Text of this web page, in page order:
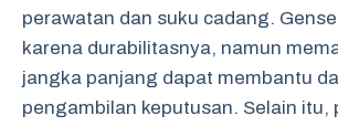
perawatan dan suku cadang.
karena durabilitasnya, namun
jangka panjang dapat membantu
pengambilan keputusan. Selain itu,